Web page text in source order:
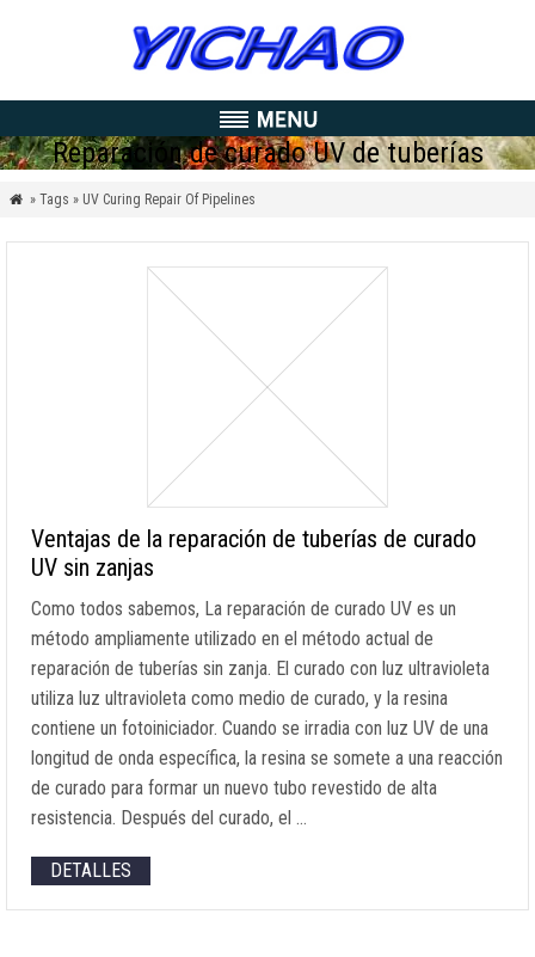
Reparación de curado UV de tuberías
 » Tags » UV Curing Repair Of Pipelines
Ventajas de la reparación de tuberías de curado
UV sin zanjas
Como todos sabemos, La reparación de curado UV es un
método ampliamente utilizado en el método actual de
reparación de tuberías sin zanja. El curado con luz ultravioleta
utiliza luz ultravioleta como medio de curado, y la resina
contiene un fotoiniciador. Cuando se irradia con luz UV de una
longitud de onda específica, la resina se somete a una reacción
de curado para formar un nuevo tubo revestido de alta
resistencia. Después del curado, el …
DETALLES